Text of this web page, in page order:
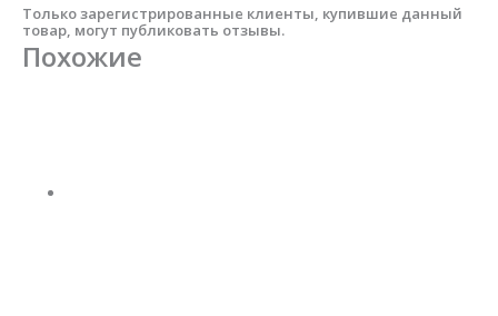
Только зарегистрированные клиенты, купившие данный
товар, могут публиковать отзывы.
Похожие